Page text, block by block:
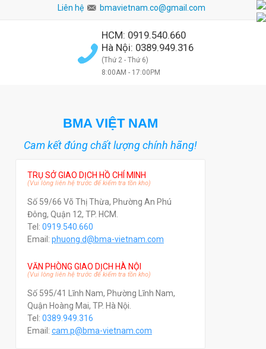
Liên hệ bmavietnam.co@gmail.com
HCM: 0919.540.660
Hà Nội: 0389.949.316
(Thứ 2 - Thứ 6)
8:00AM - 17:00PM
BMA VIỆT NAM
Cam kết đúng chất lượng chính hãng!
TRỤ SỞ GIAO DỊCH HỒ CHÍ MINH
(Vui lòng liên hệ trước để kiểm tra tồn kho)
Số 59/66 Võ Thị Thừa, Phường An Phú
Đông, Quận 12, TP. HCM.
Tel: 0919.540.660
Email: phuong.d@bma-vietnam.com
VĂN PHÒNG GIAO DỊCH HÀ NỘI
(Vui lòng liên hệ trước để kiểm tra tồn kho)
Số 595/41 Lĩnh Nam, Phường Lĩnh Nam,
Quận Hoàng Mai, TP. Hà Nội.
Tel: 0389.949.316
Email: cam.p@bma-vietnam.com